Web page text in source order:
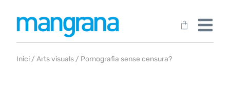
Inici /Arts visuals / Pornografia sense censura?